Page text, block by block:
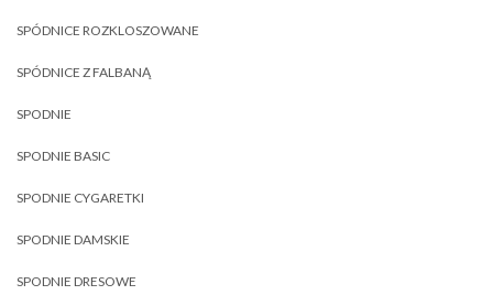
SPÓDNICE ROZKLOSZOWANE
SPÓDNICE Z FALBANĄ
SPODNIE
SPODNIE BASIC
SPODNIE CYGARETKI
SPODNIE DAMSKIE
SPODNIE DRESOWE